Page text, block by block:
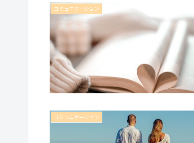
コミュニケーション
コミュニケーション